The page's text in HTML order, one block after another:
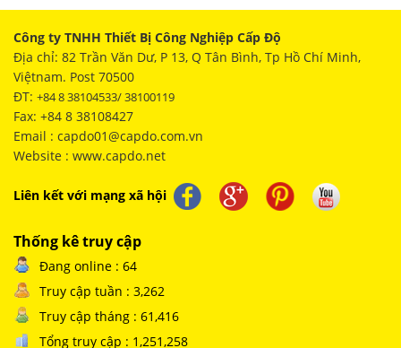
Công ty TNHH Thiết Bị Công Nghiệp Cấp Độ
Địa chỉ: 82 Trần Văn Dư, P 13, Q Tân Bình, Tp Hồ Chí Minh,
Việtnam. Post 70500
ĐT: +84 8 38104533/ 38100119
Fax: +84 8 38108427
Email : capdo01@capdo.com.vn
Website : www.capdo.net
Liên kết với mạng xã hội
Thống kê truy cập
Đang online : 64
Truy cập tuần : 3,262
Truy cập tháng : 61,416
Tổng truy cập : 1,251,258